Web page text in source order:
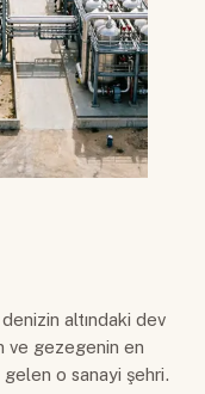
altındaki dev
ve gezegenin en
o sanayi şehri.